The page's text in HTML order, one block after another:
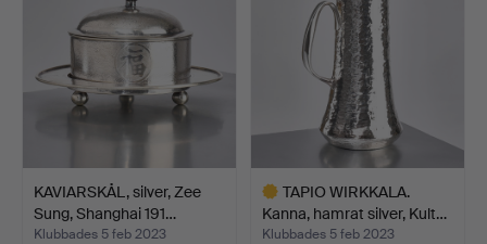
KAVIARSKÅL, silver, Zee
Sung, Shanghai 191…
Klubbades 5 feb 2023
TAPIO WIRKKALA.
Kanna, hamrat silver, Kult…
Klubbades 5 feb 2023